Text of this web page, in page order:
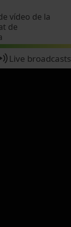
vídeo de la
de
Live broadcasts